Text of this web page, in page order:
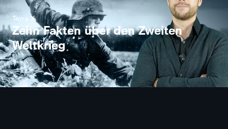
Terra X
Zehn Fakten über den Zweiten
Weltkrieg